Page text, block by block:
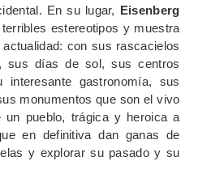
En su lugar, Eisenberg
estereotipos y muestra
con sus rascacielos
sus días de sol, sus centros
interesante gastronomía, sus
monumentos que son el vivo
un pueblo, trágica y heroica a
en definitiva dan ganas de
y explorar su pasado y su